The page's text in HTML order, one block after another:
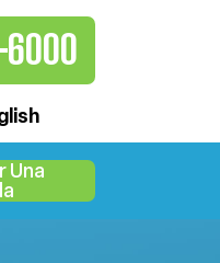
Una